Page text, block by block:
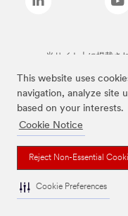
This website uses
navigation, analyze site
based on your interests.
Cookie Notice
Reject Non-Essential
Cookie Preferences
当サイト上に掲載さ